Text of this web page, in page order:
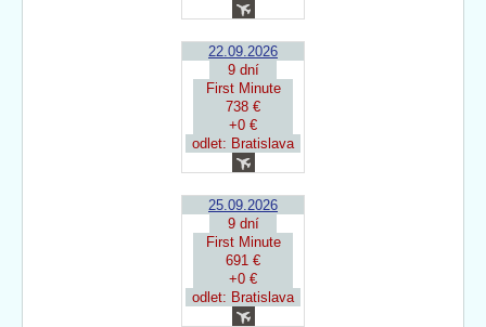
22.09.2026
9 dní
First Minute
738 €
+0 €
odlet: Bratislava
25.09.2026
9 dní
First Minute
691 €
+0 €
odlet: Bratislava